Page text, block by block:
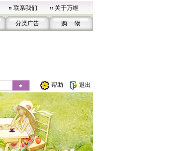
联系我们 关于万维
分类广告 购 物
帮助 退出